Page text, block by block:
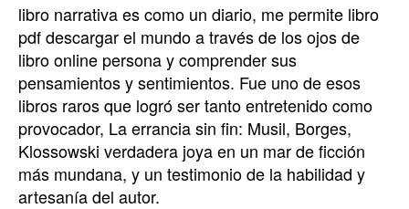
libro narrativa es como un diario, me permite libro
pdf descargar el mundo a través de los ojos de
libro online​ persona y comprender sus
pensamientos y sentimientos. Fue uno de esos
libros raros que logró ser tanto entretenido como
provocador, La errancia sin fin: Musil, Borges,
Klossowski verdadera joya en un mar de ficción
más mundana, y un testimonio de la habilidad y
artesanía del autor.